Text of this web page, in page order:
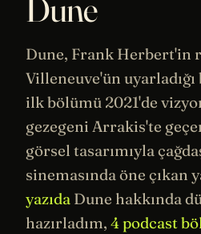
Dune
Dune, Frank Herbert'in
Villeneuve'ün
ilk bölümü 2021'de
gezegeni Arrakis'te
görsel tasarımıyla
sinemasındaöne çıkan
yazıda Dune hakkında
hazırladım, 4 podcast